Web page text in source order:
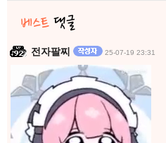
전자팔찌 25-07-19 23:31